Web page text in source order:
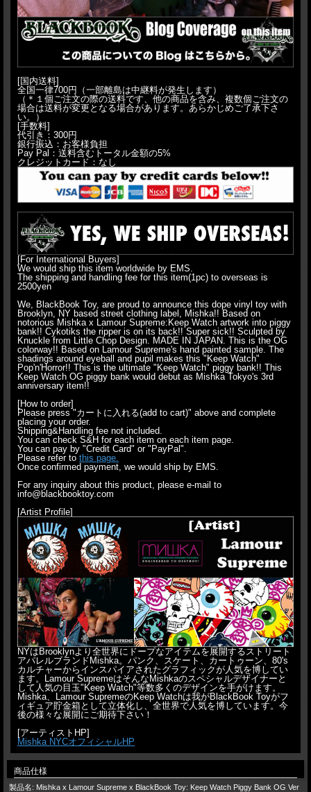
[国内送料]
全国一律700円（一部離島は中継料が発生します）
（＊１個ご注文の際の送料です、他の商品を含み、複数個ご注文の
場合は送料が変更となる場合があります。あらかじめご了承下さ
い。）
[手数料]
代引き：300円
銀行振込：お客様負担
Pay Pal：送料含むトータル金額の5%
クレジットカード：なし
[For International Buyers]
We would ship this item worldwide by EMS.
The shipping and handling fee for this item(1pc) to overseas is
2500yen
We, BlackBook Toy, are proud to announce this dope vinyl toy with
Brooklyn, NY based street clothing label, Mishka!! Based on
notorious Mishka x Lamour Supreme:Keep Watch artwork into piggy
bank!! Cykotiks the ripper is on its back!! Super sick!! Sculpted by
Knuckle from Little Chop Design. MADE IN JAPAN. This is the OG
colorway!! Based on Lamour Supreme's hand painted sample. The
shadings around eyeball and pupil makes this "Keep Watch"
Pop'n'Horror!! This is the ultimate "Keep Watch" piggy bank!! This
Keep Watch OG piggy bank would debut as Mishka Tokyo's 3rd
anniversary item!!
[How to order]
Please press "カートに入れる(add to cart)" above and complete
placing your order.
Shipping&Handling fee not included.
You can check S&H for each item on each item page.
You can pay by "Credit Card" or "PayPal".
Please refer to this page.
Once confirmed payment, we would ship by EMS.
For any inquiry about this product, please e-mail to
info@blackbooktoy.com
[Artist Profile]
NYはBrooklynより全世界にドープなアイテムを展開するストリート
アパレルブランドMishka。パンク、スケート、カートゥーン、80's
カルチャーからインスパイアされたグラフィックが人気を博してい
ます。Lamour SupremeはそんなMishkaのスペシャルデザイナーと
して人気の目玉"Keep Watch"等数多くのデザインを手がけます。
Mishka、Lamour SupremeのKeep Watchは我がBlackBook Toyがフ
ィギュア貯金箱として立体化し、全世界で人気を博しています。今
後の様々な展開にご期待下さい！
[アーティストHP]
Mishka NYCオフィシャルHP
商品仕様
製品名: Mishka x Lamour Supreme x BlackBook Toy: Keep Watch Piggy Bank OG Ver